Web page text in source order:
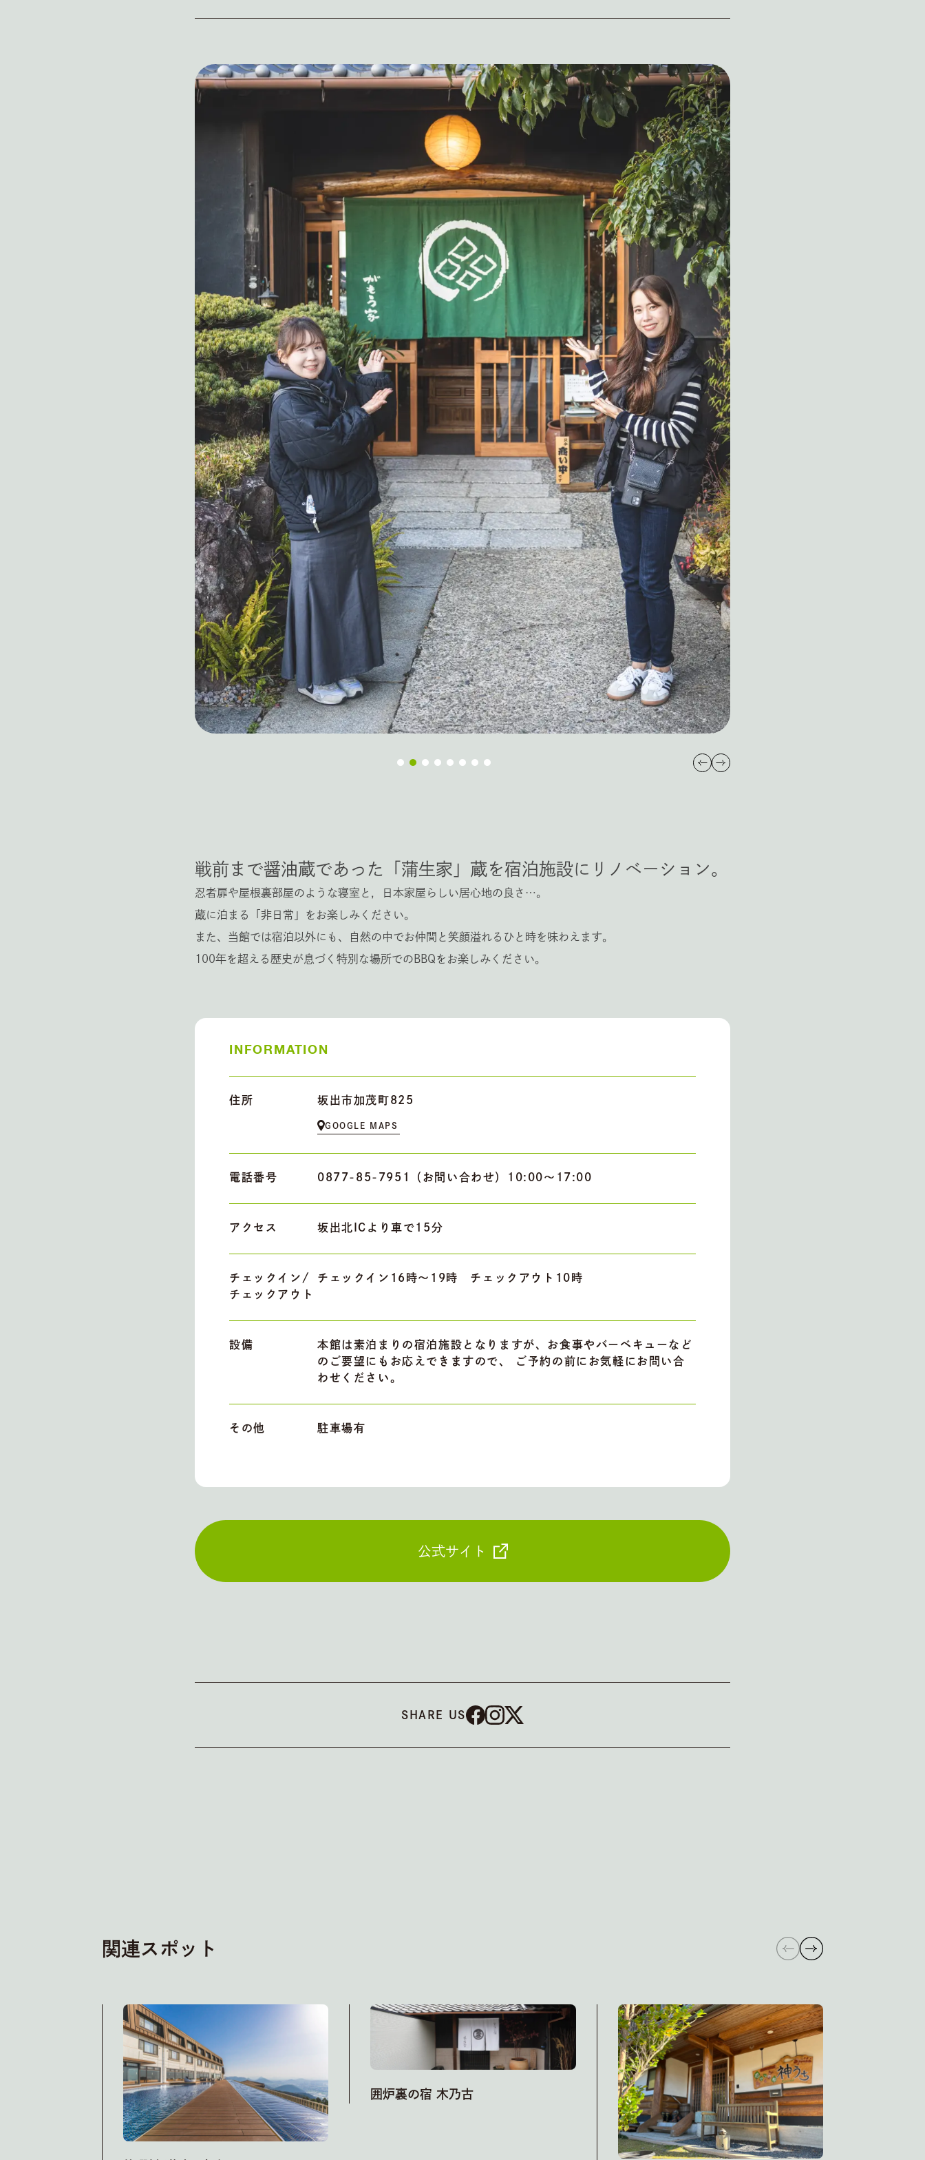
戦前まで醤油蔵であった「蒲生家」蔵を宿泊施設にリノベーション。
忍者扉や屋根裏部屋のような寝室と，日本家屋らしい居心地の良さ…。
蔵に泊まる「非日常」をお楽しみください。
また、当館では宿泊以外にも、自然の中でお仲間と笑顔溢れるひと時を味わえます。
100年を超える歴史が息づく特別な場所でのBBQをお楽しみください。
INFORMATION
住所 坂出市加茂町825
GOOGLE MAPS
電話番号 0877-85-7951（お問い合わせ）10:00〜17:00
アクセス 坂出北ICより車で15分
チェックイン/
チェックアウト
チェックイン16時～19時 チェックアウト10時
設備
本館は素泊まりの宿泊施設となりますが、お食事やバーベキューなど
のご要望にもお応えできますので、 ご予約の前にお気軽にお問い合
わせください。
その他 駐車場有
公式サイト
SHARE US
関連スポット
囲炉裏の宿 木乃古